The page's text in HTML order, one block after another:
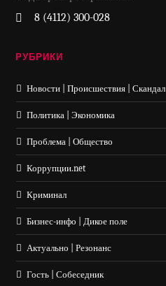
8 (4112) 300-028
РУБРИКИ
Новости | Происшествия | Скандал
Политика | Экономика
Проблема | Общество
Коррупции.net
Криминал
Бизнес-инфо | Дикое поле
Актуально | Резонанс
Гость | Собеседник